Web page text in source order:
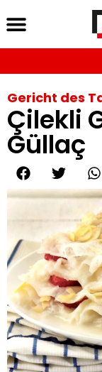
Gericht des
Çilekli
Güllaç